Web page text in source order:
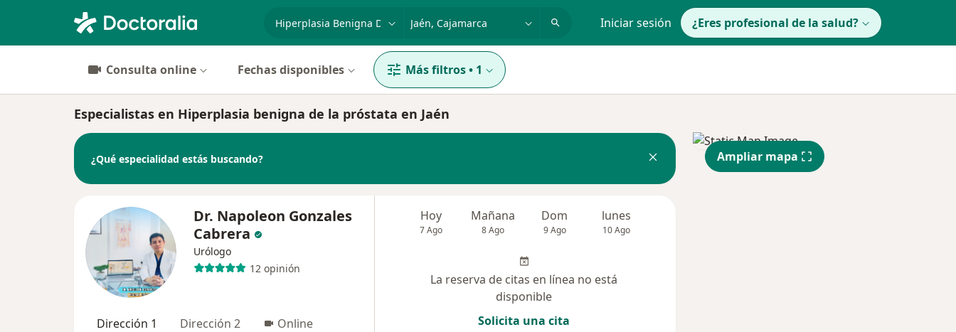
especialidad, enfermedad o nombre
p. ej. Lima Iniciar sesión ¿Eres profesional de la salud?
Consulta online Fechas disponibles Más filtros• 1
Especialistas en Hiperplasia benigna de la próstata en Jaén
¿Qué especialidad estás buscando?
Dr. Napoleon Gonzales
Cabrera
Urólogo
12 opinión
Dirección 1 Dirección 2 Online
Hoy
7 Ago
Mañana
8 Ago
Dom
9 Ago
lunes
10 Ago
La reserva de citas en línea no está
disponible
Solicita una cita
Ampliar mapa